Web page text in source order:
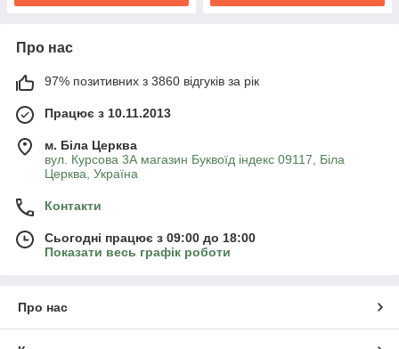
Про нас
97% позитивних з 3860 відгуків за рік
Працює з 10.11.2013
м. Біла Церква
вул. Курсова 3А магазин Буквоїд індекс 09117, Біла
Церква, Україна
Контакти
Сьогодні працює з 09:00 до 18:00
Показати весь графік роботи
Про нас